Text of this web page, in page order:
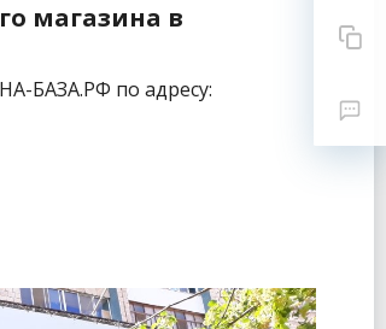
магазина в
БАЗА.РФ по адресу: